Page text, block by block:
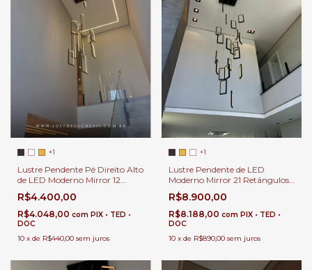
+1
Lustre Pendente Pé Direito Alto
de LED Moderno Mirror 12
Retângulos Para Hall de
Entrada
R$4.400,00
R$4.048,00 com PIX • TED •
DOC
10 x de R$440,00 sem juros
+1
Lustre Pendente de LED
Moderno Mirror 21 Retângulos
60x25cm Para Casas Pé Direito
Duplo e Alto
R$8.900,00
R$8.188,00 com PIX • TED •
DOC
10 x de R$890,00 sem juros